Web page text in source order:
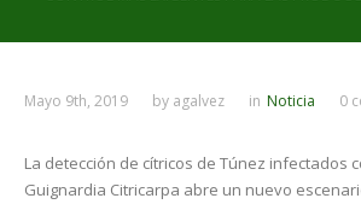
Mayo 9th, 2019 by agalvez in Noticia 0
La detección de cítricos de Túnez infectados
Guignardia Citricarpa abre un nuevo